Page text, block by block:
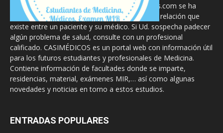
La información proporcionada en CasiMedicos.com se ha
diseñado para complementar, no substituir, la relación que
existe entre un paciente y su médico. Si Ud. sospecha padecer
algún problema de salud, consulte con un profesional
calificado. CASIMÉDICOS es un portal web con información útil
para los futuros estudiantes y profesionales de Medicina.
Contiene información de facultades donde se imparte,
residencias, material, exámenes MIR,… así como algunas
novedades y noticias en torno a estos estudios.
ENTRADAS POPULARES